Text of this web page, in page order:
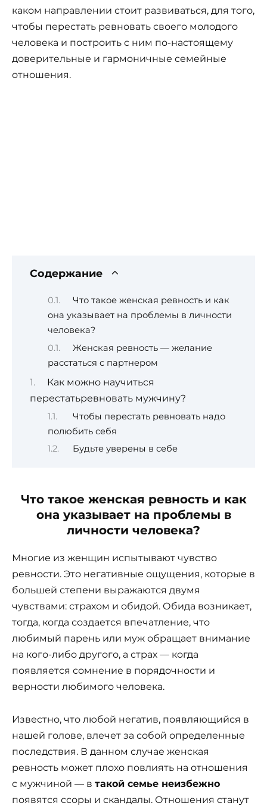
каком направлении стоит развиваться, для того,
чтобы перестать ревновать своего молодого
человека и построить с ним по-настоящему
доверительные и гармоничные семейные
отношения.
Содержание
Что такое женская ревность и как
она указывает на проблемы в личности
человека?
Женская ревность — желание
расстаться с партнером
Как можно научиться
перестатьревновать мужчину?
Чтобы перестать ревновать надо
полюбить себя
Будьте уверены в себе
Что такое женская ревность и как
она указывает на проблемы в
личности человека?
Многие из женщин испытывают чувство
ревности. Это негативные ощущения, которые в
большей степени выражаются двумя
чувствами: страхом и обидой. Обида возникает,
тогда, когда создается впечатление, что
любимый парень или муж обращает внимание
на кого-либо другого, а страх ­— когда
появляется сомнение в порядочности и
верности любимого человека.
Известно, что любой негатив, появляющийся в
нашей голове, влечет за собой определенные
последствия. В данном случае женская
ревность может плохо повлиять на отношения
с мужчиной ­— в такой семье неизбежно
появятся ссоры и скандалы. Отношения станут